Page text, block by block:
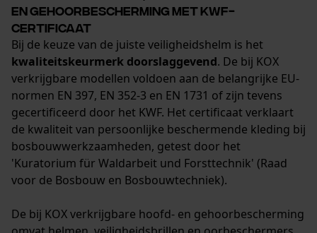
en gehoorbescherming met KWF-
certificaat
Bij de keuze van de juiste veiligheidshelm is het
kwaliteitskeurmerk doorslaggevend. De bij KOX
verkrijgbare modellen voldoen aan de belangrijke EU-
normen EN 397, EN 352-3 en EN 1731 of zijn tevens
gecertificeerd door het KWF. Het certificaat verklaart
de kwaliteit van persoonlijke beschermende kleding bij
bosbouwwerkzaamheden, getest door het
'Kuratorium für Waldarbeit und Forsttechnik' (Raad
voor de Bosbouw en Bosbouwtechniek).
De bij KOX verkrijgbare hoofd- en gehoorbescherming
Marketing Cookies
Google Global Site Tag
Microsoft Advertising Universal
Event Tracking
Survicate